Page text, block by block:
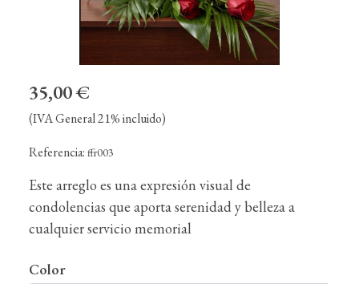
35,00 €
(IVA General 21% incluido)
Referencia: ffr003
Este arreglo es una expresión visual de
condolencias que aporta serenidad y belleza a
cualquier servicio memorial
Color